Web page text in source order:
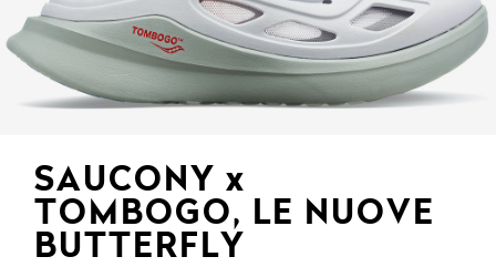
SAUCONY x
TOMBOGO, LE NUOVE
BUTTERFLY